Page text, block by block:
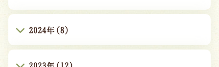
2024年(8)